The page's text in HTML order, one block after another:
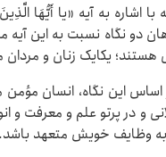
با اشاره به آیه‌ «یا
دو نگاه نسبت به این
یکایک زنان و مردان
این نگاه، انسان
و در پرتو علم و معرفت و
وظایف خویش متعهد باشد.